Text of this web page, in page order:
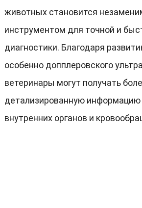
животных становится
инструментом для точной и
диагностики. Благодаря
особенно допплеровского
ветеринары могут получать
детализированную информацию
внутренних органов и